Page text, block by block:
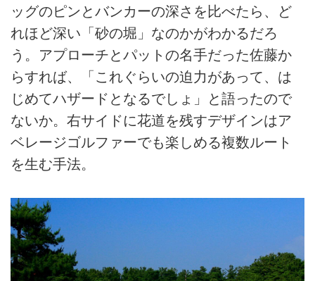
ッグのピンとバンカーの深さを比べたら、ど
れほど深い「砂の堀」なのかがわかるだろ
う。アプローチとパットの名手だった佐藤か
らすれば、「これぐらいの迫力があって、は
じめてハザードとなるでしょ」と語ったので
ないか。右サイドに花道を残すデザインはア
ベレージゴルファーでも楽しめる複数ルート
を生む手法。